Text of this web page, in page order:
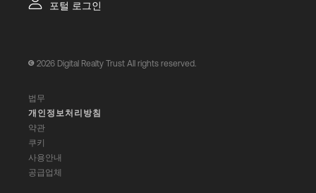
포털 로그인
2026 Digital Realty Trust All rights reserved.
법무
개인정보처리방침
약관
쿠키
사용안내
공급업체